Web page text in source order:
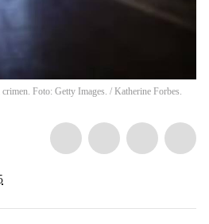
crimen. Foto: Getty Images. / Katherine Forbes.